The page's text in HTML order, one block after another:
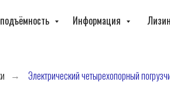
Информация
→ Электрический четырехопорный